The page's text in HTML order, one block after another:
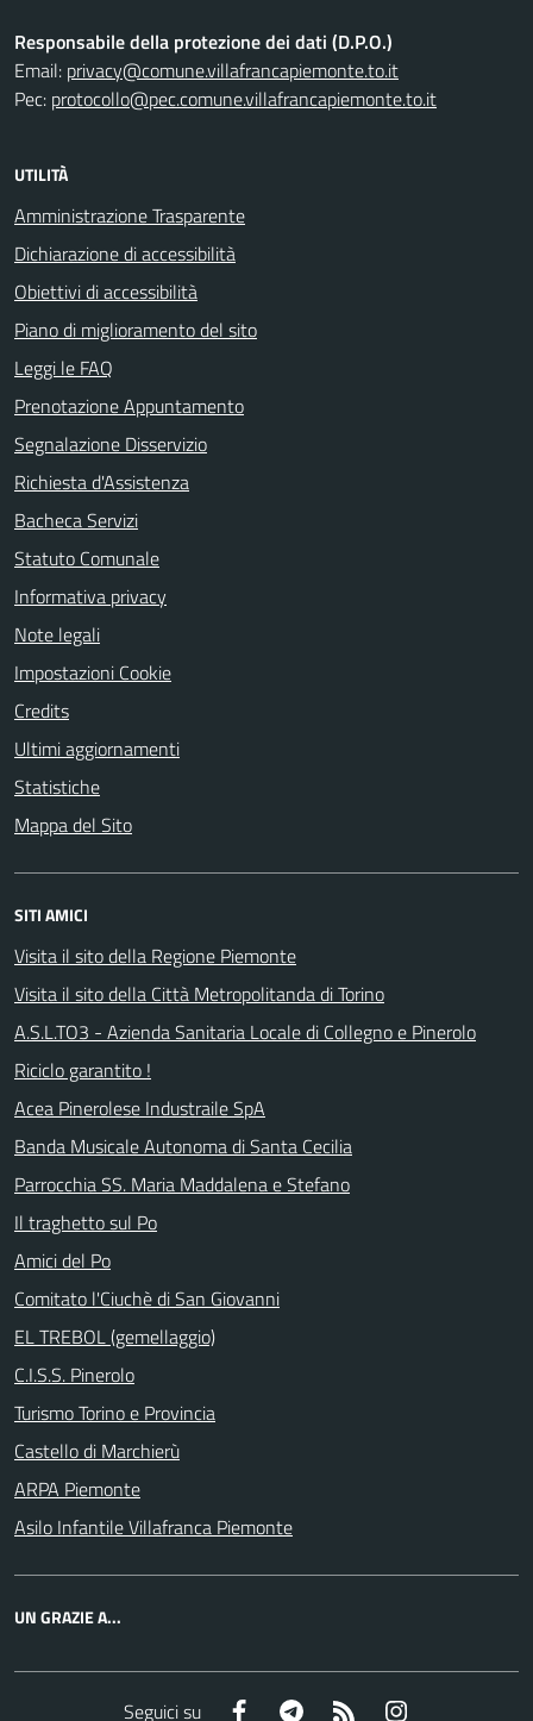
Responsabile della protezione dei dati (D.P.O.)
Email: privacy@comune.villafrancapiemonte.to.it
Pec: protocollo@pec.comune.villafrancapiemonte.to.it
UTILITÀ
Amministrazione Trasparente
Dichiarazione di accessibilità
Obiettivi di accessibilità
Piano di miglioramento del sito
Leggi le FAQ
Prenotazione Appuntamento
Segnalazione Disservizio
Richiesta d'Assistenza
Bacheca Servizi
Statuto Comunale
Informativa privacy
Note legali
Impostazioni Cookie
Credits
Ultimi aggiornamenti
Statistiche
Mappa del Sito
SITI AMICI
Visita il sito della Regione Piemonte
Visita il sito della Città Metropolitanda di Torino
A.S.L.TO3 - Azienda Sanitaria Locale di Collegno e Pinerolo
Riciclo garantito !
Acea Pinerolese Industraile SpA
Banda Musicale Autonoma di Santa Cecilia
Parrocchia SS. Maria Maddalena e Stefano
Il traghetto sul Po
Amici del Po
Comitato l'Ciuchè di San Giovanni
EL TREBOL (gemellaggio)
C.I.S.S. Pinerolo
Turismo Torino e Provincia
Castello di Marchierù
ARPA Piemonte
Asilo Infantile Villafranca Piemonte
UN GRAZIE A...
Seguici su Facebook Telegram RSS